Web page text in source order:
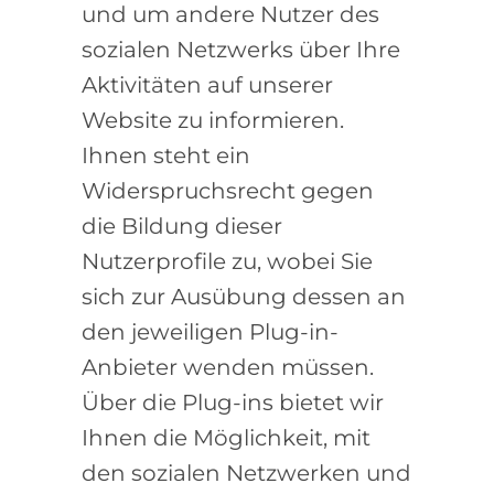
und um andere Nutzer des
sozialen Netzwerks über Ihre
Aktivitäten auf unserer
Website zu informieren.
Ihnen steht ein
Widerspruchsrecht gegen
die Bildung dieser
Nutzerprofile zu, wobei Sie
sich zur Ausübung dessen an
den jeweiligen Plug-in-
Anbieter wenden müssen.
Über die Plug-ins bietet wir
Ihnen die Möglichkeit, mit
den sozialen Netzwerken und